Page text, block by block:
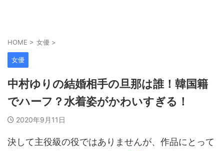
HOME > 女優 >
女優
中村ゆりの結婚相手の旦那は誰！韓国籍
でハーフ？水着姿がかわいすぎる！
2020年9月11日
決して主役級の役ではありませんが、作品にとって